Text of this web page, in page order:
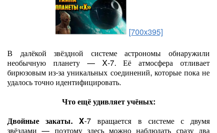
[700x395]
В далёкой звёздной системе астрономы обнаружили
необычную планету — X‑7. Её атмосфера отливает
бирюзовым из‑за уникальных соединений, которые пока не
удалось точно идентифицировать.
Что ещё удивляет учёных:
Двойные закаты. X‑7 вращается в системе с двумя
звёздами — поэтому здесь можно наблюдать сразу два